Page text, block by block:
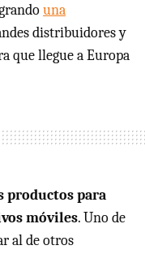
una
distribuidores y
que llegue a Europa
productos para
móviles. Uno de
al de otros